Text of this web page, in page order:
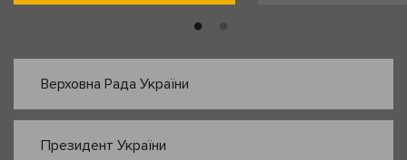
Верховна Рада України
Президент України